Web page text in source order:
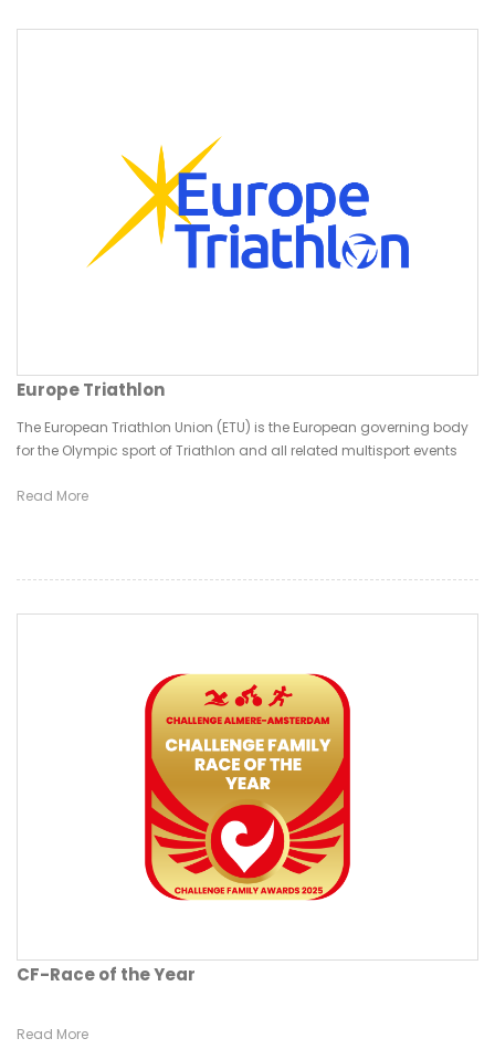
Europe Triathlon
The European Triathlon Union (ETU) is the European governing body
for the Olympic sport of Triathlon and all related multisport events
Read More
CF-Race of the Year
Read More